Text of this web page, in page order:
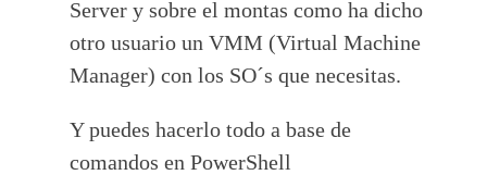
Server y sobre el montas como ha dicho
otro usuario un VMM (Virtual Machine
Manager) con los SO´s que necesitas.
Y puedes hacerlo todo a base de
comandos en PowerShell